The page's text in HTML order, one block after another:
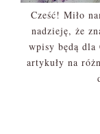
Cześć! Miło
nadzieję, że
wpisy będą dla
artykuły na